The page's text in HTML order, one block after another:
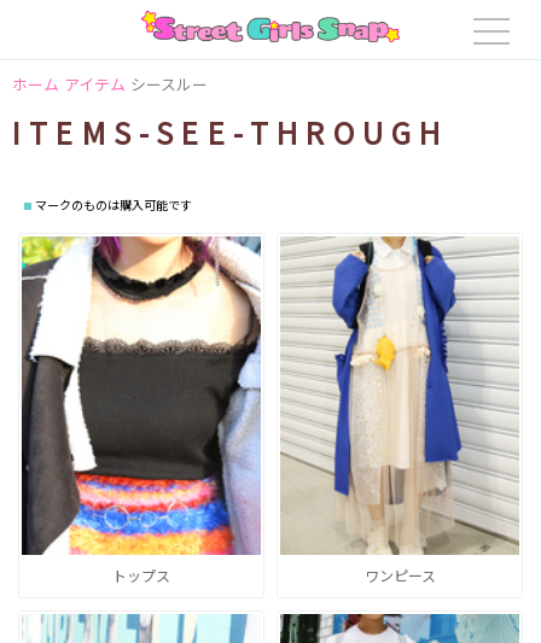
ホーム アイテム シースルー
ITEMS-SEE-THROUGH
マークのものは購入可能です
トップス ワンピース